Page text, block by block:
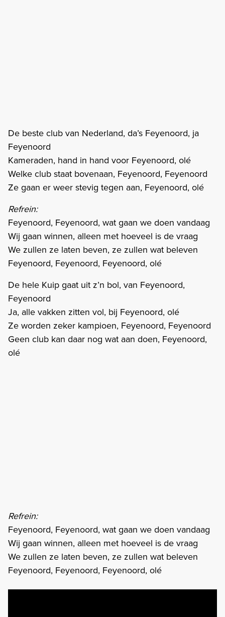
De beste club van Nederland, da’s Feyenoord, ja
Feyenoord
Kameraden, hand in hand voor Feyenoord, olé
Welke club staat bovenaan, Feyenoord, Feyenoord
Ze gaan er weer stevig tegen aan, Feyenoord, olé
Refrein:
Feyenoord, Feyenoord, wat gaan we doen vandaag
Wij gaan winnen, alleen met hoeveel is de vraag
We zullen ze laten beven, ze zullen wat beleven
Feyenoord, Feyenoord, Feyenoord, olé
De hele Kuip gaat uit z’n bol, van Feyenoord,
Feyenoord
Ja, alle vakken zitten vol, bij Feyenoord, olé
Ze worden zeker kampioen, Feyenoord, Feyenoord
Geen club kan daar nog wat aan doen, Feyenoord,
olé
Refrein:
Feyenoord, Feyenoord, wat gaan we doen vandaag
Wij gaan winnen, alleen met hoeveel is de vraag
We zullen ze laten beven, ze zullen wat beleven
Feyenoord, Feyenoord, Feyenoord, olé